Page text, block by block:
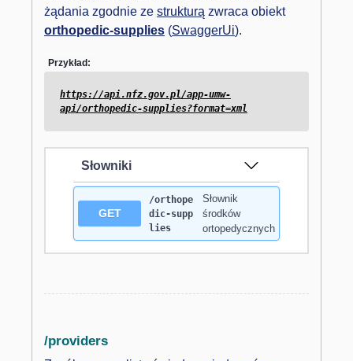
żądania zgodnie ze strukturą zwraca obiekt
orthopedic-supplies (SwaggerUi).
Przykład:
https://api.nfz.gov.pl/app-umw-
api/orthopedic-supplies?format=xml
Słowniki
GET
/orthope
dic-supp
lies
Słownik
środków
ortopedycznych
/providers